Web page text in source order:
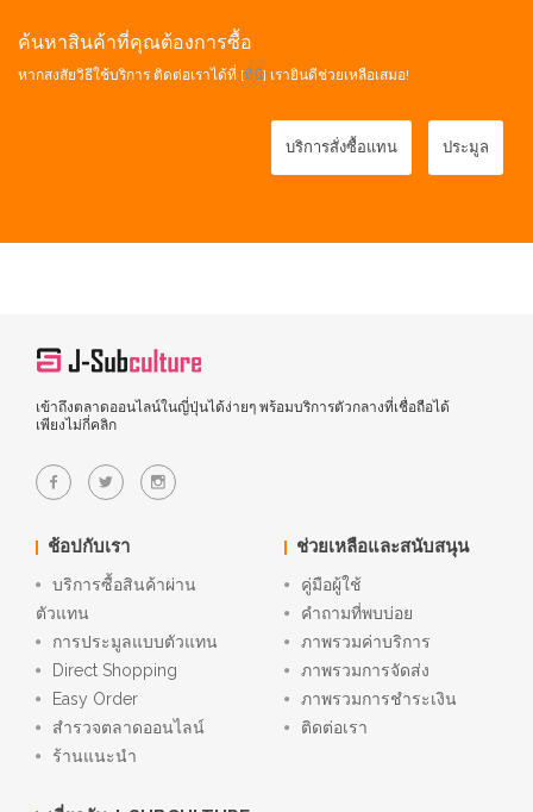
ค้นหาสินค้าที่คุณต้องการซื้อ
หากสงสัยวิธีใช้บริการ ติดต่อเราได้ที่ [ที่นี่] เรายินดีช่วยเหลือเสมอ!
บริการสั่งซื้อแทน ประมูล
เข้าถึงตลาดออนไลน์ในญี่ปุ่นได้ง่ายๆ พร้อมบริการตัวกลางที่เชื่อถือได้
เพียงไม่กี่คลิก
ช้อปกับเรา
บริการซื้อสินค้าผ่าน
ตัวแทน
การประมูลแบบตัวแทน
Direct Shopping
Easy Order
สำรวจตลาดออนไลน์
ร้านแนะนำ
ช่วยเหลือและสนับสนุน
คู่มือผู้ใช้
คำถามที่พบบ่อย
ภาพรวมค่าบริการ
ภาพรวมการจัดส่ง
ภาพรวมการชำระเงิน
ติดต่อเรา